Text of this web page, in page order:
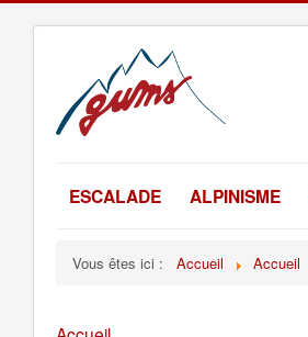
ESCALADE ALPINISME
Vous êtes ici : Accueil Accueil